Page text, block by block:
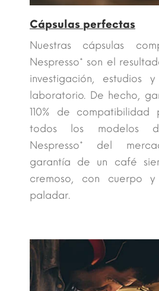
Cápsulas perfectas
Nuestras cápsulas
Nespresso* son el
investigación, estudios
laboratorio. De hecho,
110% de compatibilidad
todos los modelos
Nespresso* del
garantía de un café
cremoso, con cuerpo
paladar.